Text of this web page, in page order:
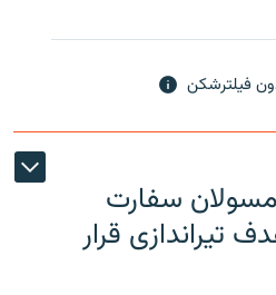
فیلترشکن
سفارت
تیراندازی قرار